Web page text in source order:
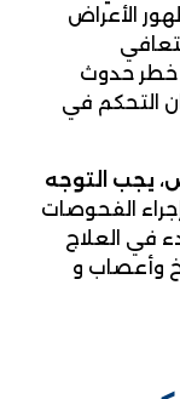
الأعراض
خطر حدوث
التحكم في
يجب التوجه
الفحوصات
في العلاج
وأعصاب و